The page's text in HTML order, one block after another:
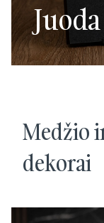
Juoda
Medžio
dekorai